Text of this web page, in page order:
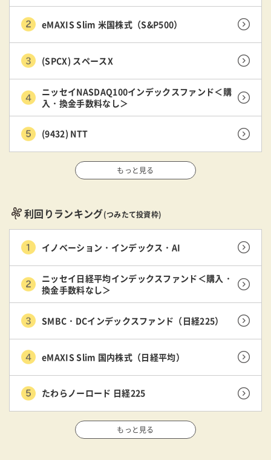
eMAXIS Slim 米国株式（S&P500）
(SPCX) スペースX
ニッセイNASDAQ100インデックスファンド＜購
入・換金手数料なし＞
(9432) NTT
もっと見る
利回りランキング(つみたて投資枠)
イノベーション・インデックス・AI
ニッセイ日経平均インデックスファンド＜購入・
換金手数料なし＞
SMBC・DCインデックスファンド（日経225）
eMAXIS Slim 国内株式（日経平均）
たわらノーロード 日経225
もっと見る